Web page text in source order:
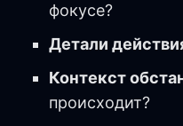
фокусе?
Детали
Контекст
происходит?